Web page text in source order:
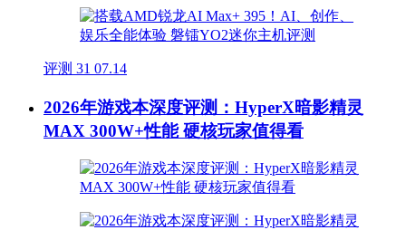
评测 31 07.14
2026年游戏本深度评测：HyperX暗影精灵
MAX 300W+性能 硬核玩家值得看